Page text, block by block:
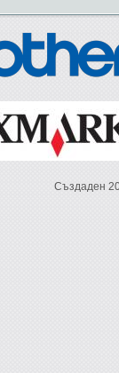
Създаден